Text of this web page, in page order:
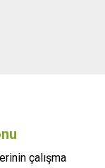
çalışma